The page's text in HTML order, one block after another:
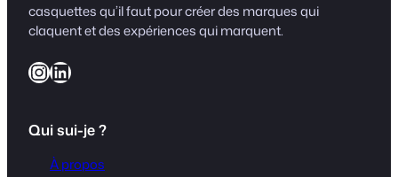
casquettes qu’il faut pour créer des marques qui
claquent et des expériences qui marquent.
InstagramLinkedIn
Qui sui-je ?
À propos